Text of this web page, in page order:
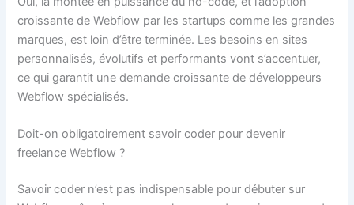
croissante de Webflow par les startups comme les grandes
marques, est loin d’être terminée. Les besoins en sites
personnalisés, évolutifs et performants vont s’accentuer,
ce qui garantit une demande croissante de développeurs
Webflow spécialisés.
Doit-on obligatoirement savoir coder pour devenir
freelance Webflow ?
Savoir coder n’est pas indispensable pour débuter sur